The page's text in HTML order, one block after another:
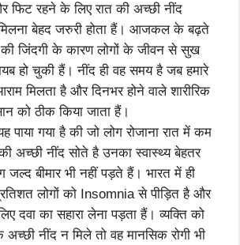
फिट रहने के लिए रात की अच्छी नींद
बेहद जरुरी होता हैं। आजकल के बढ़ते
जिंदगी के कारण लोगों के जीवन से सुख
हो चुकी हैं। नींद ही वह समय है जब हमारे
मिलता है और दिनभर होने वाले शारीरिक
को ठीक किया जाता हैं।
पाया गया है की जो लोग रोजाना रात में कम
नींद सोते है उनका स्वास्थ्य बेहतर
जल्द बीमार भी नहीं पड़ते हैं। भारत में ही
लोगों को Insomnia से पीड़ित है और
दवा का सहारा लेना पड़ता हैं। व्यक्ति को
नींद न मिले तो वह मानसिक रोगी भी